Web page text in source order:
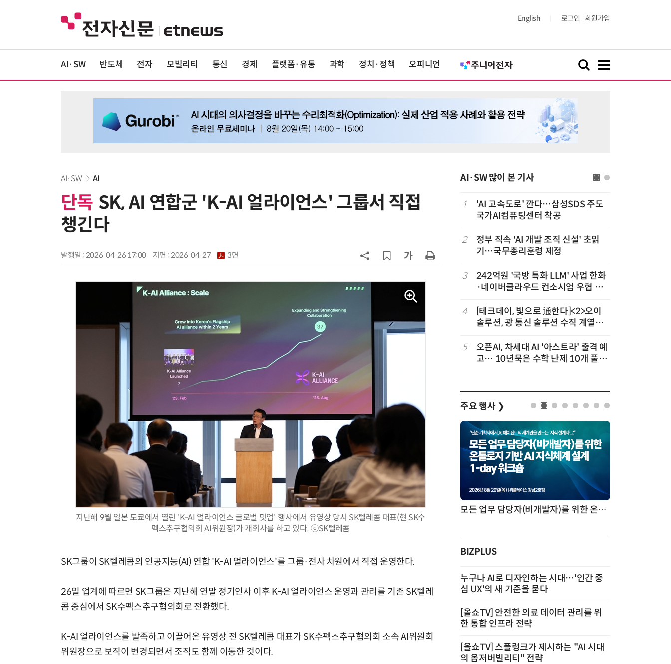
English 로그인 회원가입
AI·SW 반도체 전자 모빌리티 통신 경제 플랫폼·유통 과학 정치·정책 오피니언
AI·SW AI
단독 SK, AI 연합군 'K-AI 얼라이언스' 그룹서 직접
챙긴다
발행일 : 2026-04-26 17:00 지면 :2026-04-27 3면
지난해 9월 일본 도쿄에서 열린 'K-AI 얼라이언스 글로벌 밋업' 행사에서 유영상 당시 SK텔레콤 대표(현 SK수
펙스추구협의회 AI위원장)가 개회사를 하고 있다. ⓒSK텔레콤
SK그룹이 SK텔레콤의 인공지능(AI) 연합 'K-AI 얼라이언스'를 그룹·전사 차원에서 직접 운영한다.
26일 업계에 따르면 SK그룹은 지난해 연말 정기인사 이후 K-AI 얼라이언스 운영과 관리를 기존 SK텔레
콤 중심에서 SK수펙스추구협의회로 전환했다.
K-AI 얼라이언스를 발족하고 이끌어온 유영상 전 SK텔레콤 대표가 SK수펙스추구협의회 소속 AI위원회
위원장으로 보직이 변경되면서 조직도 함께 이동한 것이다.
AI·SW 많이 본 기사
6
美 행정부, AI 모델 '해킹 등 사이버
강 동력 꺼져간다
원 구형 태양전지 IEC 국제표준 개발
9
국산 CSP사 '마켓플레이스' 커졌
다…5개사 등록 솔루션 1439개
10
가 통제 벗어나 외부 해킹
1
'AI 고속도로' 깐다…삼성SDS 주도
국가AI컴퓨팅센터 착공
2
정부 직속 'AI 개발 조직 신설' 초읽
기…국무총리훈령 제정
3
242억원 '국방 특화 LLM' 사업 한화
·네이버클라우드 컨소시엄 우협 선
4
[테크데이, 빛으로 通한다]<2>오이
솔루션, 광 통신 솔루션 수직 계열
략'
5
오픈AI, 차세대 AI '아스트라' 출격 예
고… 10년묵은 수학 난제 10개 풀었
주요 행사 ❯
AI × Design : UX 디자이너의 5가지 생존 전략과 실전 대응 모든 업무 담당자(비개발자)를 위한 온톨로지 기반 AI 지식체계 설계 1-day 워크숍
BIZPLUS
누구나 AI로 디자인하는 시대…'인간 중
심 UX'의 새 기준을 묻다
[올쇼TV] 안전한 의료 데이터 관리를 위
한 통합 인프라 전략
[올쇼TV] 스플렁크가 제시하는 "AI 시대
의 옵저버빌리티" 전략